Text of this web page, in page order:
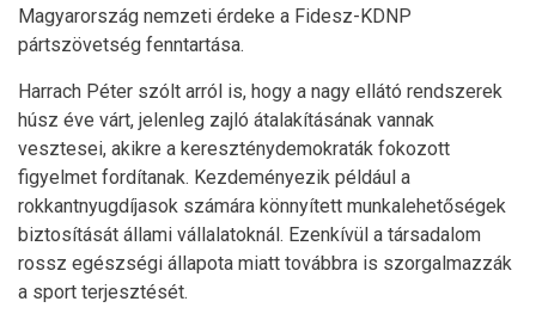
Magyarország nemzeti érdeke a Fidesz-KDNP
pártszövetség fenntartása.
Harrach Péter szólt arról is, hogy a nagy ellátó rendszerek
húsz éve várt, jelenleg zajló átalakításának vannak
vesztesei, akikre a kereszténydemokraták fokozott
figyelmet fordítanak. Kezdeményezik például a
rokkantnyugdíjasok számára könnyített munkalehetőségek
biztosítását állami vállalatoknál. Ezenkívül a társadalom
rossz egészségi állapota miatt továbbra is szorgalmazzák
a sport terjesztését.